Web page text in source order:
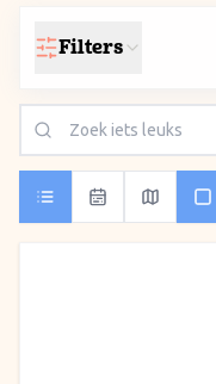
Filters